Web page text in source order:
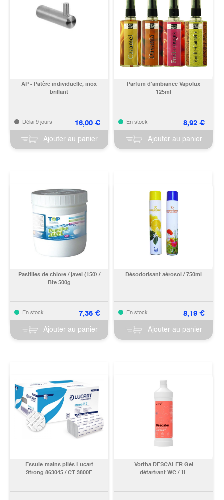
AP - Patère individuelle, inox
brillant
Délai 9 jours 16,00€
Ajouter au panier
Parfum d'ambiance Vapolux
125ml
En stock 8,92€
Ajouter au panier
Pastilles de chlore / javel (150) /
Bte 500g
En stock 7,36€
Ajouter au panier
Désodorisant aérosol / 750ml
En stock 8,19€
Ajouter au panier
Essuie-mains pliés Lucart
Strong 863045 / CT 3800F
Vortha DESCALER Gel
détartrant WC / 1L